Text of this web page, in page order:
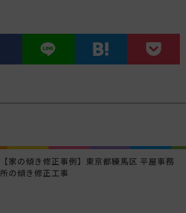
【家の傾き修正事例】東京都練馬区 平屋事務
所の傾き修正工事